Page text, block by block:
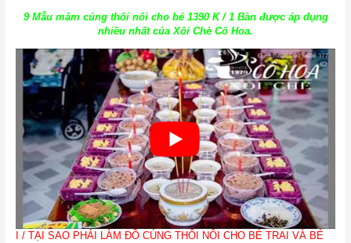
9 Mẫu mâm cúng thôi nôi cho bé 1390 K / 1 Bàn được áp dụng
nhiều nhất của Xôi Chè Cô Hoa.
I / TẠI SAO PHẢI LÀM ĐỒ CÚNG THÔI NÔI CHO BÉ TRAI VÀ BÉ